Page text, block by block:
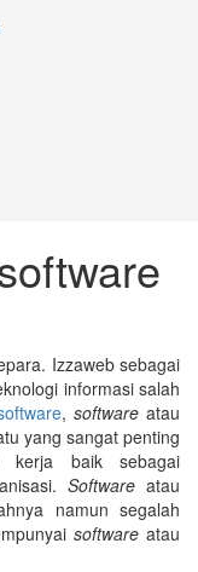
Izzaweb sebagai
informasi salah
, softwareatau
yang sangat penting
kerja baik sebagai
Software atau
namun segalah
software atau